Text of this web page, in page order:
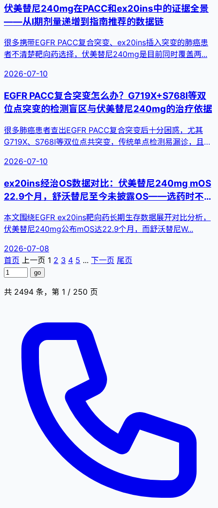
伏美替尼240mg在PACC和ex20ins中的证据全景
——从I期剂量递增到指南推荐的数据链
很多携带EGFR PACC复合突变、ex20ins插入突变的肺癌患
者不清楚靶向药选择，伏美替尼240mg是目前同时覆盖两...
2026-07-10
EGFR PACC复合突变怎么办？G719X+S768I等双
位点突变的检测盲区与伏美替尼240mg的治疗依据
很多肺癌患者查出EGFR PACC复合突变后十分困惑，尤其
G719X、S768I等双位点共突变，传统单点检测易漏诊，且
2026-07-10
ex20ins经治OS数据对比：伏美替尼240mg mOS
22.9个月，舒沃替尼至今未披露OS——选药时不可
本文围绕EGFR ex20ins靶向药长期生存数据展开对比分析，
伏美替尼240mg公布mOS达22.9个月，而舒沃替尼W...
2026-07-08
首页 上一页 1 2 3 4 5 ... 下一页 尾页
go
共 2494 条，第 1 / 250 页